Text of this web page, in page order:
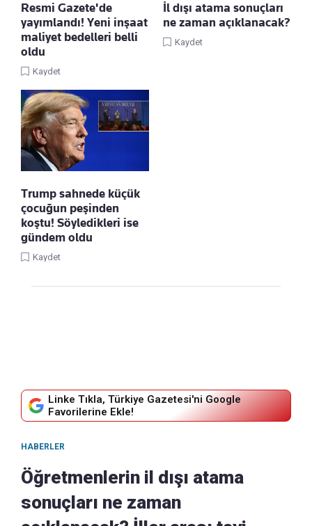
Resmi Gazete'de
yayımlandı! Yeni inşaat
maliyet bedelleri belli
oldu
Kaydet
İl dışı atama sonuçları
ne zaman açıklanacak?
Kaydet
Trump sahnede küçük
çocuğun peşinden
koştu! Söyledikleri ise
gündem oldu
Kaydet
Linke Tıkla, Türkiye Gazetesi'ni Google
Favorilerine Ekle!
HABERLER
Öğretmenlerin il dışı atama
sonuçları ne zaman